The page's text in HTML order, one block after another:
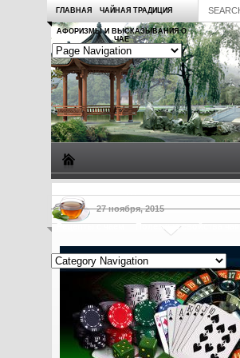
ГЛАВНАЯ ЧАЙНАЯ ТРАДИЦИЯ
АФОРИЗМЫ И ВЫСКАЗЫВАНИЯ О
ЧАЕ
Рецепты с чаем Полезные свойства чая
27 ноября, 2015